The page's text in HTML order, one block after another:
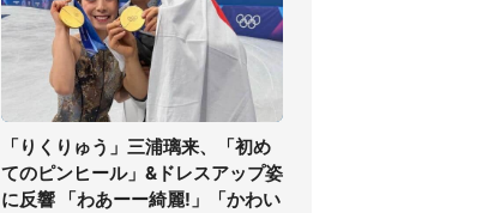
「りくりゅう」三浦璃来、「初め
てのピンヒール」&ドレスアップ姿
に反響 「わあーー綺麗!」「かわい